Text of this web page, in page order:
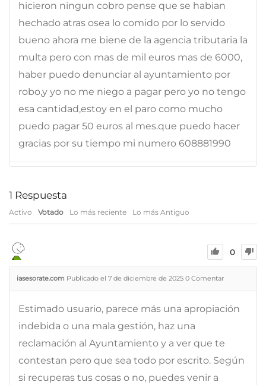
hicieron ningun cobro pense que se habian
hechado atras osea lo comido por lo servido
bueno ahora me biene de la agencia tributaria la
multa pero con mas de mil euros mas de 6000,
haber puedo denunciar al ayuntamiento por
robo,y yo no me niego a pagar pero yo no tengo
esa cantidad,estoy en el paro como mucho
puedo pagar 50 euros al mes.que puedo hacer
gracias por su tiempo mi numero 608881990
1 Respuesta
Activo Votado Lo más reciente Lo más Antiguo
0
iasesorate.com Publicado el 7 de diciembre de 2025 0 Comentar
Estimado usuario, parece más una apropiación
indebida o una mala gestión, haz una
reclamación al Ayuntamiento y a ver que te
contestan pero que sea todo por escrito. Según
si recuperas tus cosas o no, puedes venir a